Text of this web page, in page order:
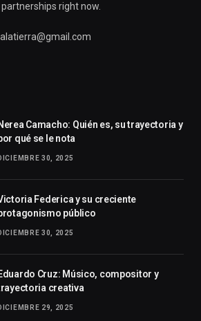
right now.
Camacho: Quién es, su trayectoria y
qué se le nota
30, 2025
Federica y su creciente
público
30, 2025
Cruz: Músico, compositor y
creativa
29, 2025